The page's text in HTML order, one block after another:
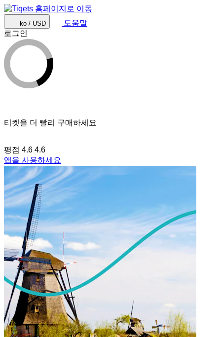
ko / USD
도움말
로그인
티켓을 더 빨리 구매하세요
평점 4.6 4.6
앱을 사용하세요